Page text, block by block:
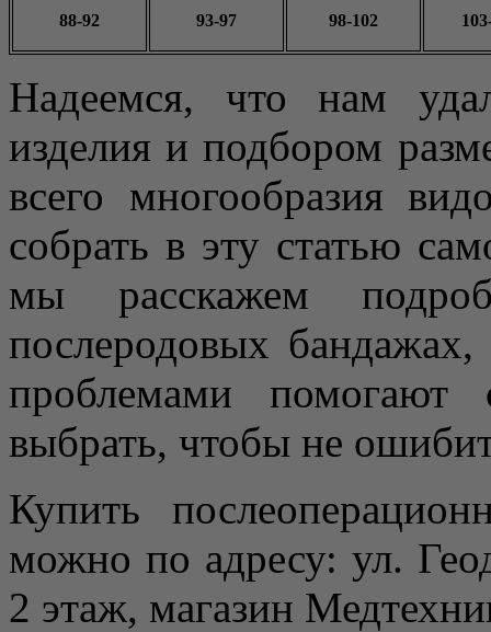
88-92 93-97 98-102
Надеемся, что нам
изделия и подбором
всего многообразия
собрать в эту статью
мы расскажем
послеродовых
проблемами помогают
выбрать, чтобы не
Купить
можно по адресу: ул.
2 этаж, магазин